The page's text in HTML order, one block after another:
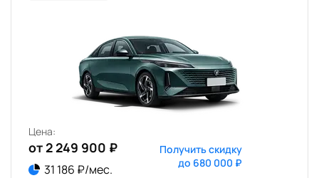
Цена:
от 2 249 900 ₽
31 186 ₽/мес.
Получить скидку
до 680 000 ₽